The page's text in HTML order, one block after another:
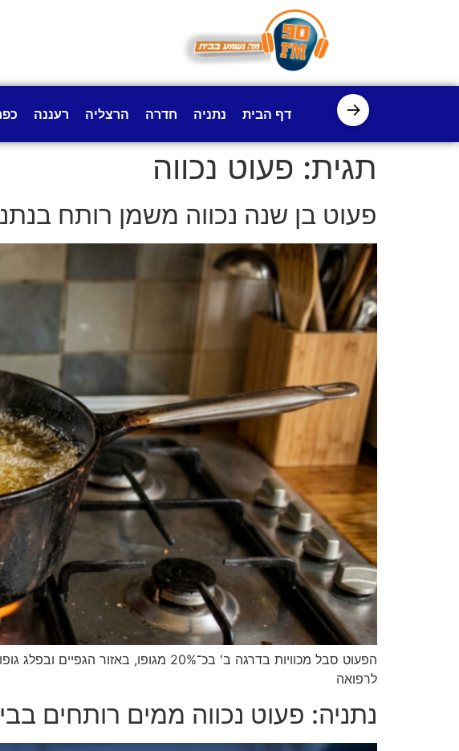
→ דף הבית נתניה חדרה הרצליה רעננה
תגית: פעוט נכווה
פעוט בן שנה נכווה משמן רותח
הפעוט סבל מכוויות בדרגה ב' בכ־20%
לרפואה
נתניה: פעוט נכווה ממים רותחים